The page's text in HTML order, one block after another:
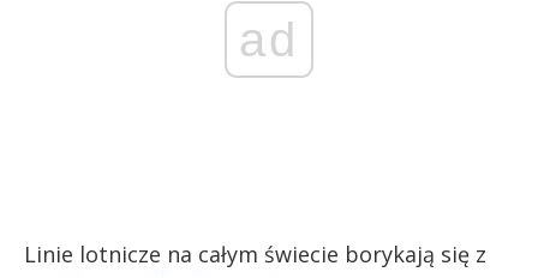
ad
Linie lotnicze na całym świecie borykają się z